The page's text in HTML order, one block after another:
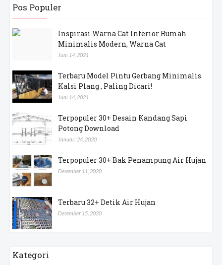
Pos Populer
Inspirasi Warna Cat Interior Rumah
Minimalis Modern, Warna Cat
Juni 14, 2021
Terbaru Model Pintu Gerbang Minimalis
Kalsi Plang , Paling Dicari!
Juni 14, 2021
Terpopuler 30+ Desain Kandang Sapi
Potong Download
Januari 24, 2020
Terpopuler 30+ Bak Penampung Air Hujan
Desember 11, 2020
Terbaru 32+ Detik Air Hujan
Desember 15, 2020
Kategori